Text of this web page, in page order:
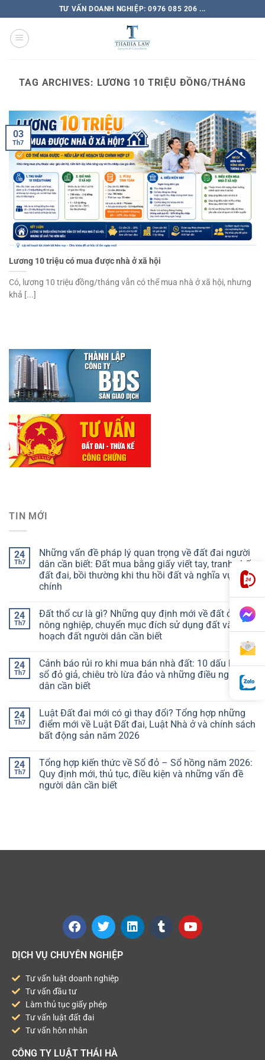
TƯ VẤN DOANH NGHIỆP: 0976 085 206 ...
TAG ARCHIVES: LƯƠNG 10 TRIỆU ĐỒNG/THÁNG
Lương 10 triệu có mua được nhà ở xã hội
Có, lương 10 triệu đồng/tháng vẫn có thể mua nhà ở xã hội, nhưng
khả [...]
03
Th7
TIN MỚI
24
Th7
Những vấn đề pháp lý quan trọng về đất đai người
dân cần biết: Đất mua bằng giấy viết tay, tranh chấp
đất đai, bồi thường khi thu hồi đất và nghĩa vụ tài
chính
24
Th7
Đất thổ cư là gì? Những quy định mới về đất ở, đất
nông nghiệp, chuyển mục đích sử dụng đất và quy
hoạch đất người dân cần biết
24
Th7
Cảnh báo rủi ro khi mua bán nhà đất: 10 dấu hiệu
sổ đỏ giả, chiêu trò lừa đảo và những điều người
dân cần biết
24
Th7
Luật Đất đai mới có gì thay đổi? Tổng hợp những
điểm mới về Luật Đất đai, Luật Nhà ở và chính sách
bất động sản năm 2026
24
Th7
Tổng hợp kiến thức về Sổ đỏ – Sổ hồng năm 2026:
Quy định mới, thủ tục, điều kiện và những vấn đề
người dân cần biết
DỊCH VỤ CHUYÊN NGHIỆP
Tư vấn luật doanh nghiệp
Tư vấn đầu tư
Làm thủ tục giấy phép
Tư vấn luật đất đai
Tư vấn hôn nhân
CÔNG TY LUẬT THÁI HÀ